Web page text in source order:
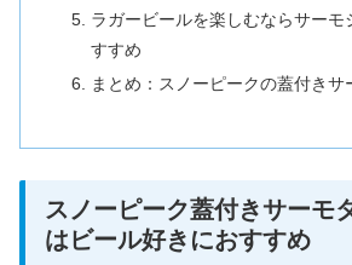
ラガービールを楽しむならサーモ
すすめ
まとめ：スノーピークの蓋付きサ
スノーピーク蓋付きサーモ
はビール好きにおすすめ